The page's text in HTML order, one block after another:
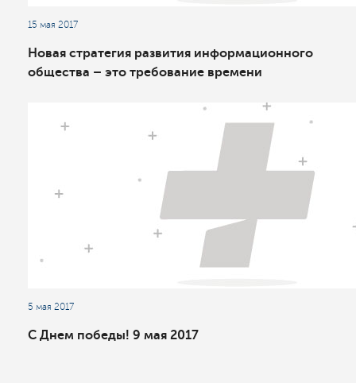
15 мая 2017
Новая стратегия развития информационного
общества – это требование времени
5 мая 2017
С Днем победы! 9 мая 2017